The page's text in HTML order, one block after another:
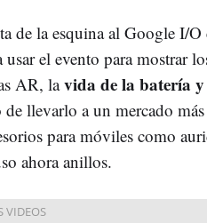
de la esquina al Google I/O
el evento para mostrar
AR, lavida de la batería y
llevarlo a un mercado
para móviles como
ahora anillos.